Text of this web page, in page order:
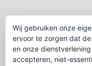
TALEN
Wij gebruiken onze
ervoor te zorgen dat
en onze
accepteren, niet-